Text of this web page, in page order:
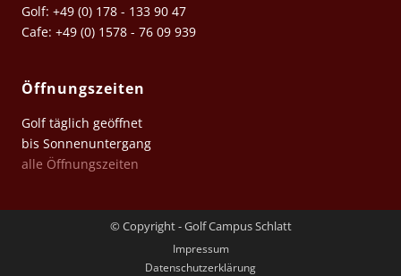
Golf: +49 (0) 178 - 133 90 47
Cafe: +49 (0) 1578 - 76 09 939
Öffnungszeiten
Golf täglich geöffnet
bis Sonnenuntergang
alle Öffnungszeiten
© Copyright - Golf Campus Schlatt
Impressum
Datenschutz­erklärung